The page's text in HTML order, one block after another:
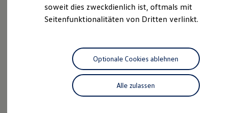
Driving Experience
Volkswagen entdecken
Lifestyle Shop
T-Roc Kollektion
Golf Kollektion
ID. Kollektion
Volkswagen Kollektion
R-Kollektion
Servicetermin buchen
soweit dies zweckdienlich ist, oftmals mit
Seitenfunktionalitäten von Dritten verlinkt.
Alle zulassen
Optionale Cookies ablehnen